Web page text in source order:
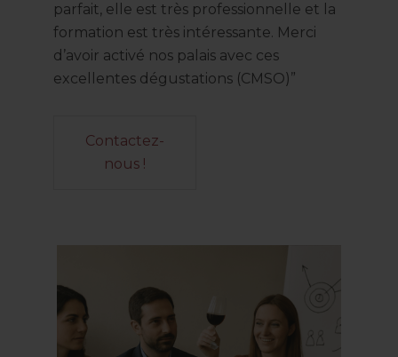
parfait, elle est très professionnelle et la
formation est très intéressante. Merci
d’avoir activé nos palais avec ces
excellentes dégustations (CMSO)”
Contactez-
nous !